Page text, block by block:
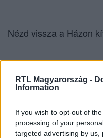
RTL Magyarország -
Information
If you wish to opt-out of
processing of your
targeted advertising by
Nézd vissza a Házon
legyen a Google-